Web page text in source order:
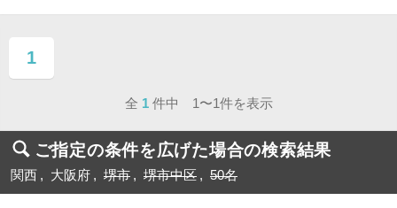
1
ページ目
全 1 件中 1〜1件を表示
ご指定の条件を広げた場合の検索結果
関西 大阪府 堺市 堺市中区 50名